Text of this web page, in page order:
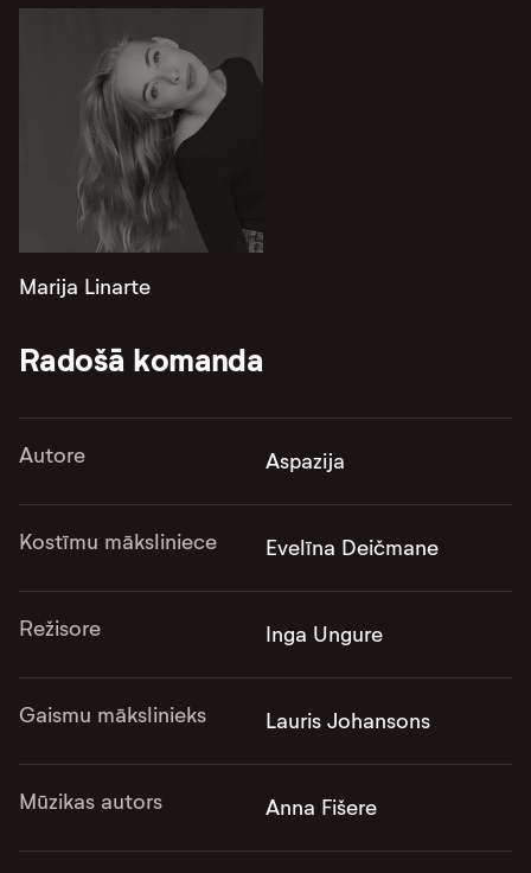
Marija Linarte
Radošā komanda
Autore Aspazija
Kostīmu māksliniece Evelīna Deičmane
Režisore Inga Ungure
Gaismu mākslinieks Lauris Johansons
Mūzikas autors Anna Fišere